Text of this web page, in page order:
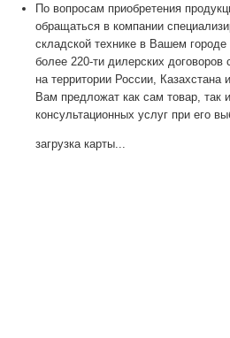
По вопросам приобретения
обращаться в компании
складской технике в Вашем
более 220-ти дилерских
на территории России,
Вам предложат как сам товар, так
консультационных услуг при его
загрузка карты...